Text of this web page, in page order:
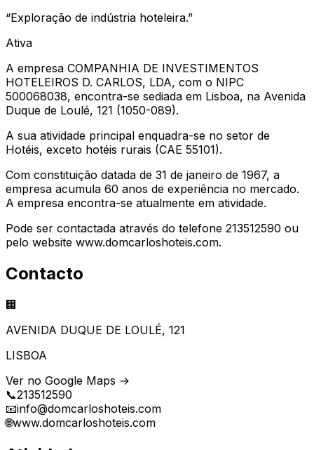
“Exploração de indústria hoteleira.”
Ativa
A empresa COMPANHIA DE INVESTIMENTOS
HOTELEIROS D. CARLOS, LDA, com o NIPC
500068038, encontra-se sediada em Lisboa, na Avenida
Duque de Loulé, 121 (1050-089).
A sua atividade principal enquadra-se no setor de
Hotéis, exceto hotéis rurais (CAE 55101).
Com constituição datada de 31 de janeiro de 1967, a
empresa acumula 60 anos de experiência no mercado.
A empresa encontra-se atualmente em atividade.
Pode ser contactada através do telefone 213512590 ou
pelo website www.domcarloshoteis.com.
Contacto
🏢
AVENIDA DUQUE DE LOULÉ, 121
LISBOA
Ver no Google Maps →
📞213512590
📧info@domcarloshoteis.com
🌐www.domcarloshoteis.com